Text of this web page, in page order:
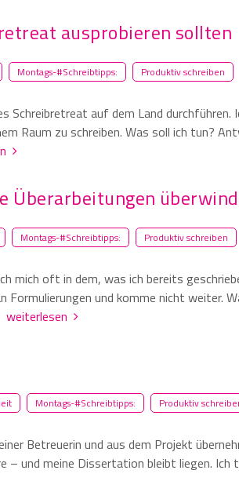
ausprobieren sollten
Montags-#Schreibtipps: Produktiv schreiben
Schreibretreat auf dem Land durchführen.
Raum zu schreiben. Was soll ich tun?
Überarbeitungen
Montags-#Schreibtipps: Produktiv schreiben
mich oft in dem, was ich bereits
Formulierungen und komme nicht weiter.
weiterlesen
Montags-#Schreibtipps: Produktiv
Betreuerin und aus dem Projekt
– und meine Dissertation bleibt liegen. Ich